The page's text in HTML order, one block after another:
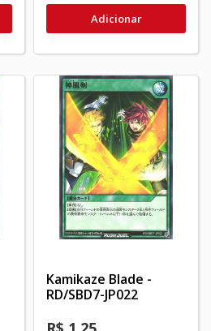
Adicionar
Kamikaze Blade -
RD/SBD7-JP022